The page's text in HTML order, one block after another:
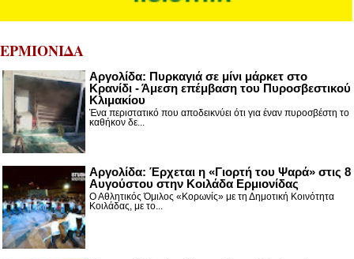
ΕΡΜΙΟΝΙΔΑ
Αργολίδα: Πυρκαγιά σε μίνι μάρκετ στο
Κρανίδι - Άμεση επέμβαση του Πυροσβεστικού
Κλιμακίου
Ένα περιστατικό που αποδεικνύει ότι για έναν πυροσβέστη το
καθήκον δε...
Αργολίδα: Έρχεται η «Γιορτή του Ψαρά» στις 8
Αυγούστου στην Κοιλάδα Ερμιονίδας
Ο Αθλητικός Όμιλος «Κορωνίς» με τη Δημοτική Κοινότητα
Κοιλάδας, με το...